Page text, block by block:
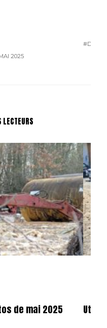
2025
#DEUX-
LECTEURS
de mai 2025